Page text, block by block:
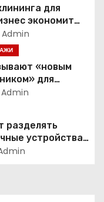
для
экономит
на уборке
Admin
«новым
для
блогеры
бизнес
Admin
разделять
устройства
всё смешивать